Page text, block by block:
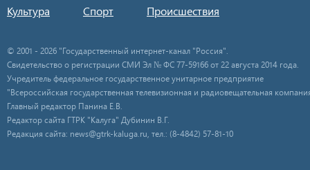
Культура
Спорт Происшествия
© 2001 - 2026 "Государственный интернет-канал "Россия".
Свидетельство о регистрации СМИ Эл № ФС 77-59166 от 22 августа 2014 года.
Учредитель федеральное государственное унитарное предприятие
"Всероссийская государственная телевизионная и радиовещательная
Главный редактор Панина Е.В.
Редактор сайта ГТРК "Калуга" Дубинин В.Г.
Редакция сайта: news@gtrk-kaluga.ru, тел.: (8-4842) 57-81-10